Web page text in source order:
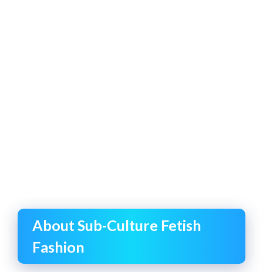
About Sub-Culture Fetish
Fashion